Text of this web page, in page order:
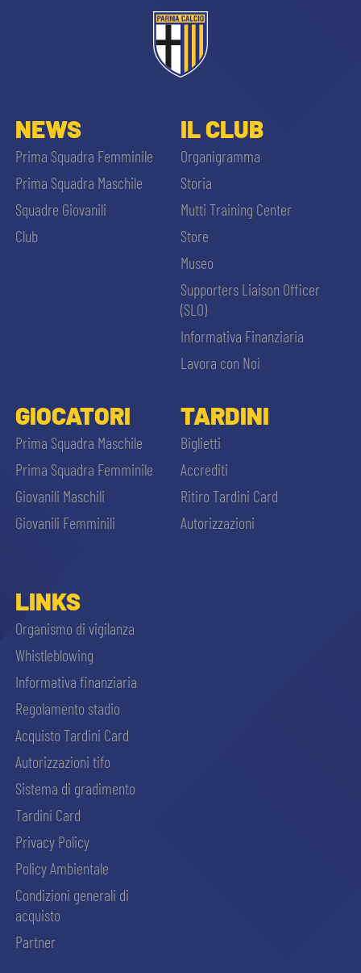
NEWS
Prima Squadra Femminile
Prima Squadra Maschile
Squadre Giovanili
Club
IL CLUB
Organigramma
Storia
Mutti Training Center
Store
Museo
Supporters Liaison Officer
(SLO)
Informativa Finanziaria
Lavora con Noi
GIOCATORI
Prima Squadra Maschile
Prima Squadra Femminile
Giovanili Maschili
Giovanili Femminili
TARDINI
Biglietti
Accrediti
Ritiro Tardini Card
Autorizzazioni
LINKS
Organismo di vigilanza
Whistleblowing
Informativa finanziaria
Regolamento stadio
Acquisto Tardini Card
Autorizzazioni tifo
Sistema di gradimento
Tardini Card
Privacy Policy
Policy Ambientale
Condizioni generali di
acquisto
Partner